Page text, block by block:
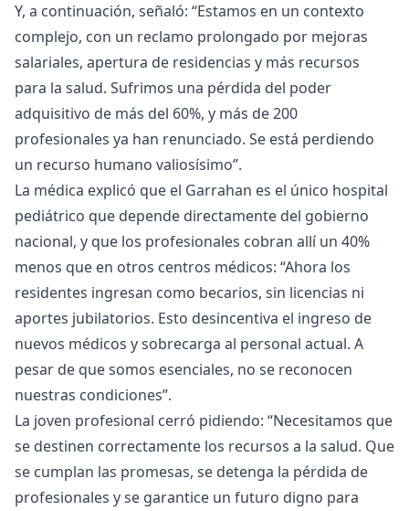
Y, a continuación, señaló: “Estamos en un contexto
complejo, con un reclamo prolongado por mejoras
salariales, apertura de residencias y más recursos
para la salud. Sufrimos una pérdida del poder
adquisitivo de más del 60%, y más de 200
profesionales ya han renunciado. Se está perdiendo
un recurso humano valiosísimo”.
La médica explicó que el Garrahan es el único hospital
pediátrico que depende directamente del gobierno
nacional, y que los profesionales cobran allí un 40%
menos que en otros centros médicos: “Ahora los
residentes ingresan como becarios, sin licencias ni
aportes jubilatorios. Esto desincentiva el ingreso de
nuevos médicos y sobrecarga al personal actual. A
pesar de que somos esenciales, no se reconocen
nuestras condiciones”.
La joven profesional cerró pidiendo: “Necesitamos que
se destinen correctamente los recursos a la salud. Que
se cumplan las promesas, se detenga la pérdida de
profesionales y se garantice un futuro digno para